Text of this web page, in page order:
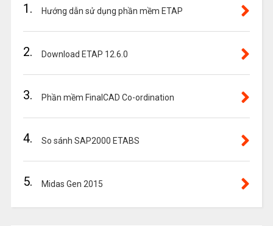
1. Hướng dẫn sử dụng phần mềm ETAP
2. Download ETAP 12.6.0
3. Phần mềm FinalCAD Co-ordination
4. So sánh SAP2000 ETABS
5. Midas Gen 2015